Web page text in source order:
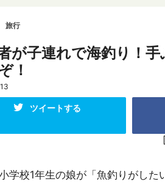
旅行
が子連れで海釣り！
！
ツイートする
学校1年生の娘が「魚釣りがした